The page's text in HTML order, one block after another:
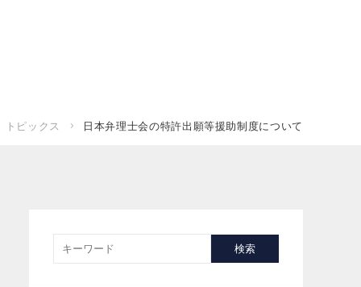
トピックス 日本弁理士会の特許出願等援助制度について
検索